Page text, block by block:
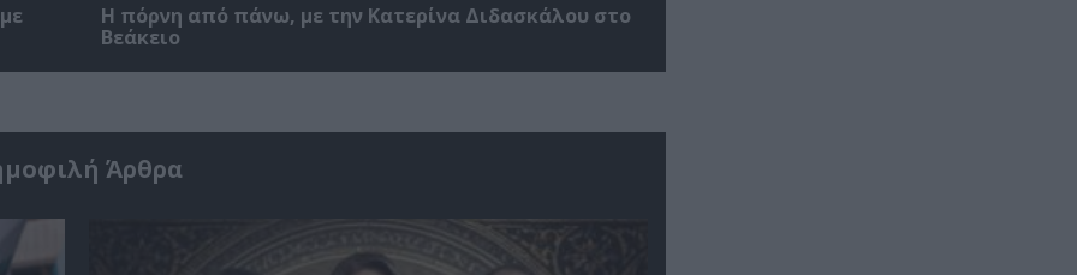
Η πόρνη από πάνω, με την Κατερίνα Διδασκάλου στο
Βεάκειο
Άρθρα